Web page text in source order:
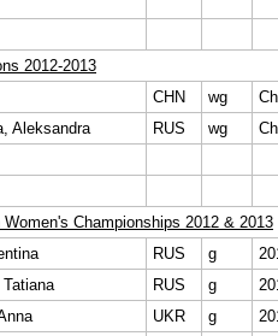
2012-2013
CHN wg
Aleksandra RUS wg
Championships 2012 & 2013
RUS g
RUS g
UKR g